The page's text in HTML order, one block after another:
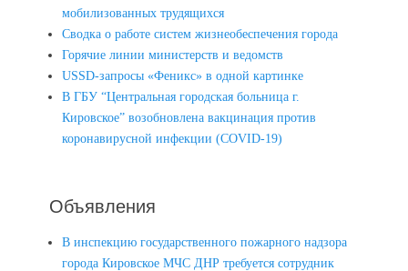
мобилизованных трудящихся
Сводка о работе систем жизнеобеспечения города
Горячие линии министерств и ведомств
USSD-запросы «Феникс» в одной картинке
В ГБУ “Центральная городская больница г.
Кировское” возобновлена вакцинация против
коронавирусной инфекции (COVID-19)
Объявления
В инспекцию государственного пожарного надзора
города Кировское МЧС ДНР требуется сотрудник